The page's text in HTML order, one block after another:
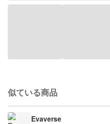
似ている商品
Evaverse